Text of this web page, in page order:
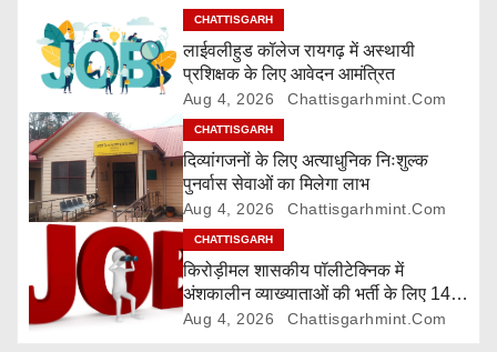
g
a
t
i
o
n
CHATTISGARH
लाईवलीहुड कॉलेज रायगढ़ में अस्थायी
प्रशिक्षक के लिए आवेदन आमंत्रित
Aug 4, 2026 Chattisgarhmint.com
CHATTISGARH
दिव्यांगजनों के लिए अत्याधुनिक निःशुल्क
पुनर्वास सेवाओं का मिलेगा लाभ
Aug 4, 2026 Chattisgarhmint.com
CHATTISGARH
किरोड़ीमल शासकीय पॉलीटेक्निक में
अंशकालीन व्याख्याताओं की भर्ती के लिए 14
अगस्त तक आवेदन आमंत्रित
Aug 4, 2026 Chattisgarhmint.com